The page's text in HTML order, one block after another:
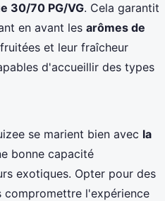
30/70 PG/VG. Cela garantit
en avant les arômes de
et leur fraîcheur
d'accueillir des types
se marient bien avec la
bonne capacité
exotiques. Opter pour des
compromettre l'expérience